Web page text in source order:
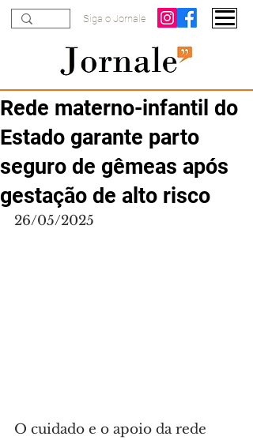
Siga o Jornale
Rede materno-infantil do
Estado garante parto
seguro de gêmeas após
gestação de alto risco
26/05/2025
O cuidado e o apoio da rede